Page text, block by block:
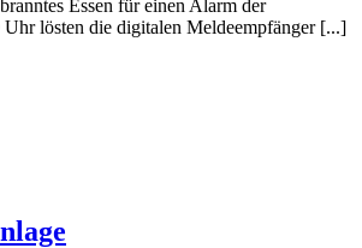
Essen für einen Alarm der
lösten die digitalen Meldeempfänger [...]